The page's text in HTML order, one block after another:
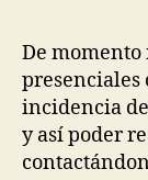
De momento
presenciales
incidencia
y así poder